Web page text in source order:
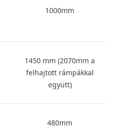
1000mm
1450 mm (2070mm a
felhajtott rámpákkal
együtt)
480mm